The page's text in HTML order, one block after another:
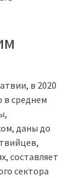
в 2020
в среднем
даны до
составляет
сектора